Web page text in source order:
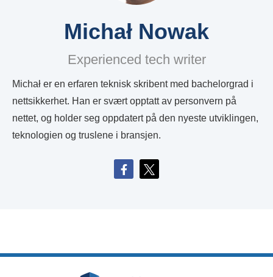
Michał Nowak
Experienced tech writer
Michał er en erfaren teknisk skribent med bachelorgrad i
nettsikkerhet. Han er svært opptatt av personvern på
nettet, og holder seg oppdatert på den nyeste utviklingen,
teknologien og truslene i bransjen.